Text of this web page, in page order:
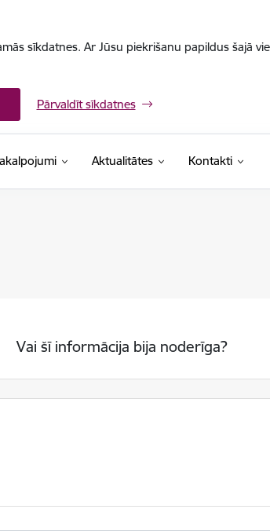
sīkdatnes. Ar Jūsu piekrišanu papildus šajā
Pārvaldīt sīkdatnes
Aktualitātes Kontakti
Vai šī informācija bija noderīga?